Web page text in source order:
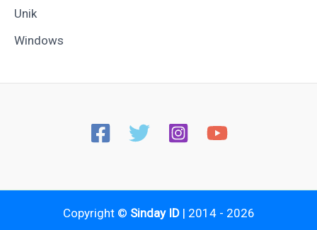
Unik
Windows
Copyright © Sinday ID| 2014 - 2026